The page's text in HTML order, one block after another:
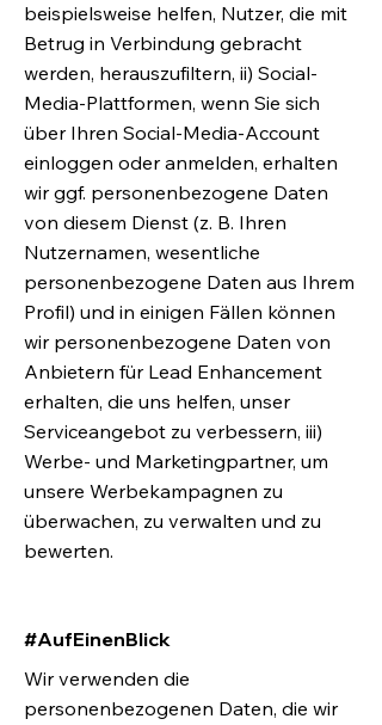
beispielsweise helfen, Nutzer, die mit
Betrug in Verbindung gebracht
werden, herauszufiltern, ii) Social-
Media-Plattformen, wenn Sie sich
über Ihren Social-Media-Account
einloggen oder anmelden, erhalten
wir ggf. personenbezogene Daten
von diesem Dienst (z. B. Ihren
Nutzernamen, wesentliche
personenbezogene Daten aus Ihrem
Profil) und in einigen Fällen können
wir personenbezogene Daten von
Anbietern für Lead Enhancement
erhalten, die uns helfen, unser
Serviceangebot zu verbessern, iii)
Werbe- und Marketingpartner, um
unsere Werbekampagnen zu
überwachen, zu verwalten und zu
bewerten.
#AufEinenBlick
Wir verwenden die
personenbezogenen Daten, die wir